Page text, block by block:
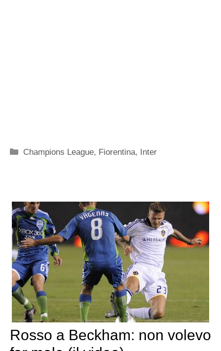
Categorie
Champions League, Fiorentina, Inter
Rosso a Beckham: non volevo